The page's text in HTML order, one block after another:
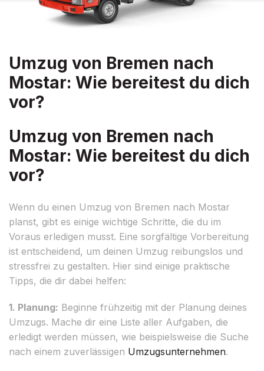
Umzug von Bremen nach
Mostar: Wie bereitest du dich
vor?
Umzug von Bremen nach
Mostar: Wie bereitest du dich
vor?
Wenn du einen Umzug von Bremen nach Mostar
planst, gibt es einige wichtige Schritte, die du im
Voraus erledigen musst. Eine sorgfältige Vorbereitung
ist entscheidend, um deinen Umzug reibungslos und
stressfrei zu gestalten. Hier sind einige praktische
Tipps, die dir dabei helfen:
1. Planung: Beginne frühzeitig mit der Planung deines
Umzugs. Mache dir eine Liste aller Aufgaben, die
erledigt werden müssen, wie beispielsweise die Suche
nach einem zuverlässigen Umzugsunternehmen.